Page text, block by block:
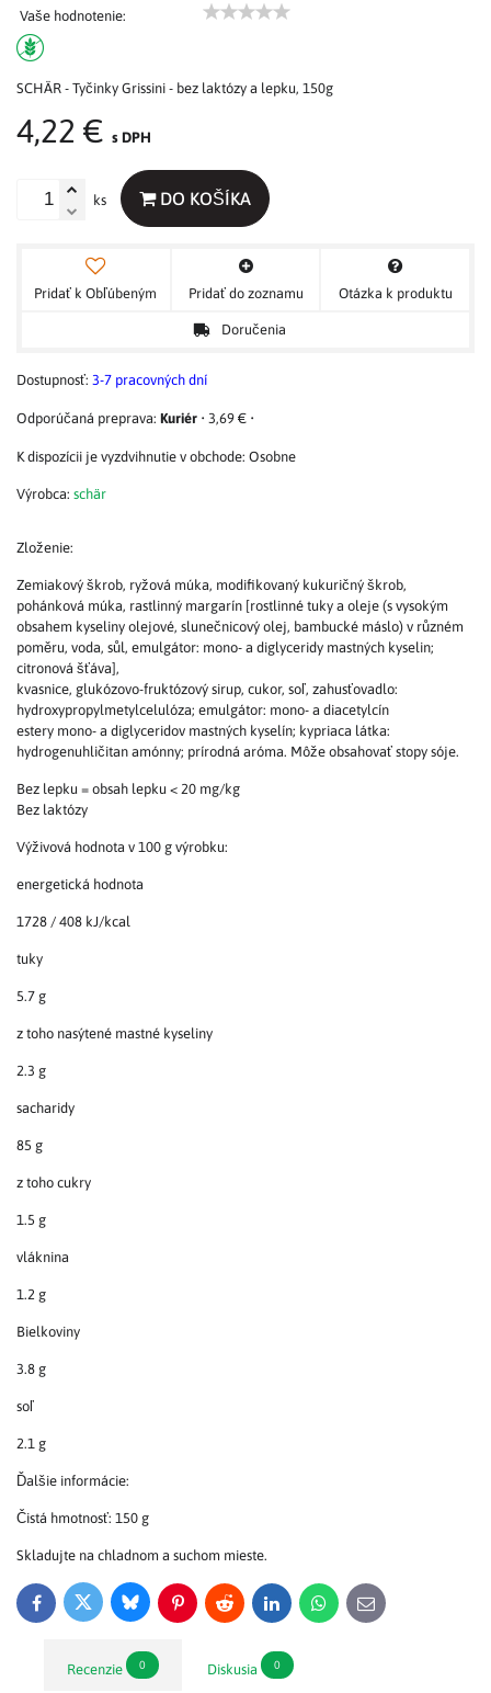
Vaše hodnotenie:
SCHÄR - Tyčinky Grissini - bez laktózy a lepku, 150g
4,22 € s DPH
ks DO KOŠÍKA
Pridať k Obľúbeným Pridať do zoznamu Otázka k produktu
Doručenia
Dostupnosť: 3-7 pracovných dní
Kuriér • 3,69 € •
Osobne
Výrobca: schär
Zloženie:
Zemiakový škrob, ryžová múka, modifikovaný kukuričný škrob,
pohánková múka, rastlinný margarín [rostlinné tuky a oleje (s vysokým
obsahem kyseliny olejové, slunečnicový olej, bambucké máslo) v různém
poměru, voda, sůl, emulgátor: mono- a diglyceridy mastných kyselin;
citronová šťáva],
kvasnice, glukózovo-fruktózový sirup, cukor, soľ, zahusťovadlo:
hydroxypropylmetylcelulóza; emulgátor: mono- a diacetylcín
estery mono- a diglyceridov mastných kyselín; kypriaca látka:
hydrogenuhličitan amónny; prírodná aróma. Môže obsahovať stopy sóje.
Bez lepku = obsah lepku < 20 mg/kg
Bez laktózy
Výživová hodnota v 100 g výrobku:
energetická hodnota
1728 / 408 kJ/kcal
tuky
5.7 g
z toho nasýtené mastné kyseliny
2.3 g
sacharidy
85 g
z toho cukry
1.5 g
vláknina
1.2 g
Bielkoviny
3.8 g
soľ
2.1 g
Ďalšie informácie:
Čistá hmotnosť: 150 g
Skladujte na chladnom a suchom mieste.
FacebookTwitter BlueskyPinterestReddit LinkedInWhatsApp
E-
mail
Recenzie 0 Diskusia 0